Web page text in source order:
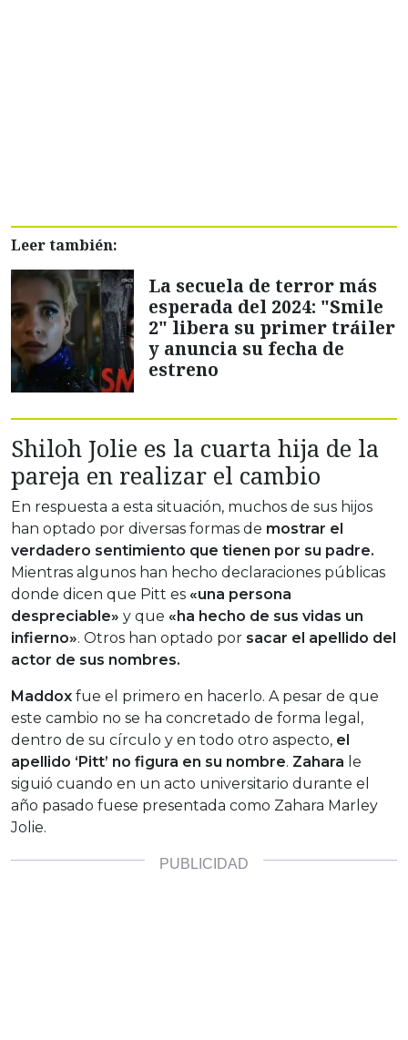
Leer también:
La secuela de terror más
esperada del 2024: "Smile
2" libera su primer tráiler
y anuncia su fecha de
estreno
Shiloh Jolie es la cuarta hija de la
pareja en realizar el cambio
En respuesta a esta situación, muchos de sus hijos
han optado por diversas formas de mostrar el
verdadero sentimiento que tienen por su padre.
Mientras algunos han hecho declaraciones públicas
donde dicen que Pitt es «una persona
despreciable» y que «ha hecho de sus vidas un
infierno». Otros han optado por sacar el apellido del
actor de sus nombres.
Maddox fue el primero en hacerlo. A pesar de que
este cambio no se ha concretado de forma legal,
dentro de su círculo y en todo otro aspecto, el
apellido ‘Pitt’ no figura en su nombre. Zahara le
siguió cuando en un acto universitario durante el
año pasado fuese presentada como Zahara Marley
Jolie.